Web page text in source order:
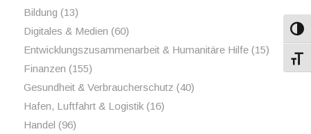
Bildung (13)
Digitales & Medien (60)
Entwicklungszusammenarbeit & Humanitäre Hilfe(15)
Finanzen (155)
Gesundheit & Verbraucherschutz (40)
Hafen, Luftfahrt & Logistik(16)
Handel (96)